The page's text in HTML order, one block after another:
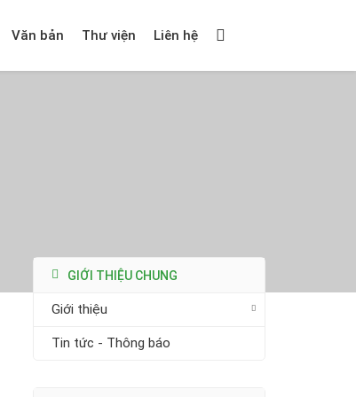
Văn bản Thư viện Liên hệ
GIỚI THIỆU CHUNG
Giới thiệu
Tin tức - Thông báo